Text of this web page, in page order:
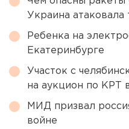
Украина
Ребенка на
Екатеринбурге
Участок с
на аукцион по КРТ
МИД призвал
войне